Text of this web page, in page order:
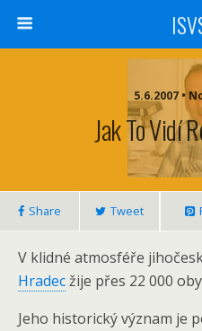
Jak To Vidí
Share Tweet
V klidné atmosféře
Hradecžije přes 22 000
Jeho historický význam je